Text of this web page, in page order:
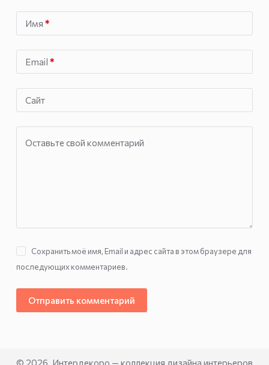
Имя *
Email *
Сайт
Оставьте свой комментарий
Сохранить моё имя, Email и адрес сайта в этом браузере для
последующих комментариев.
Отправить комментарий
© 2026. Интердекоро — коллекция дизайна интерьеров